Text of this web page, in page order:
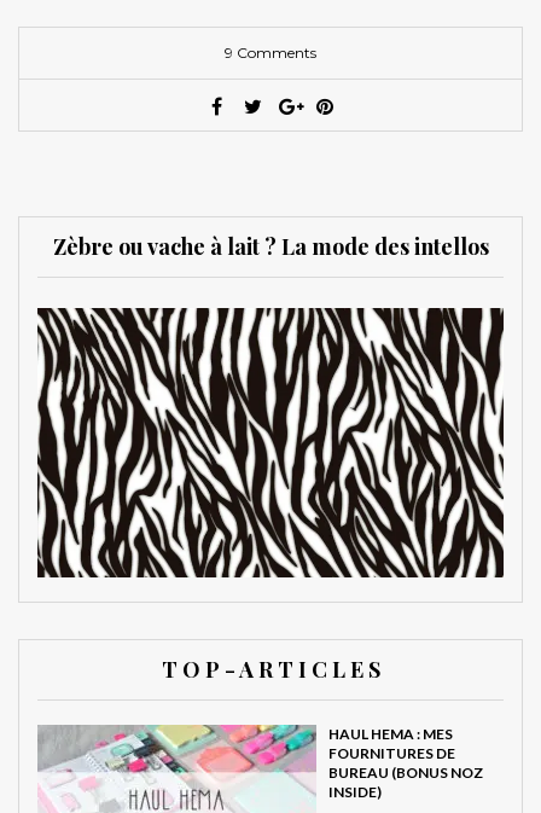
9 Comments
Zèbre ou vache à lait ? La mode des intellos
T O P - A R T I C L E S
HAUL HEMA : MES
FOURNITURES DE
BUREAU (BONUS NOZ
INSIDE)